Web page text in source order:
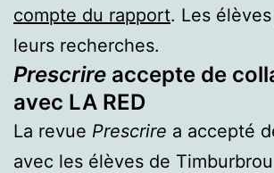
compte du rapport. Les
leurs recherches.
Prescrire accepte de
avec LA RED
La revue Prescrire a accepté
avec les élèves de